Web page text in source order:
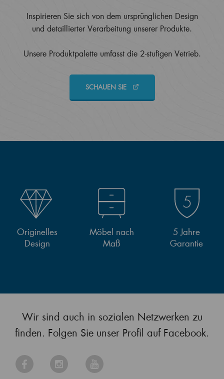
Inspirieren Sie sich von dem ursprünglichen Design
und detaillierter Verarbeitung unserer Produkte.
Unsere Produktpalette umfasst die 2-stufigen Vetrieb.
SCHAUEN SIE
Originelles
Design
Möbel nach
Maß
5 Jahre
Garantie
Wir sind auch in sozialen Netzwerken zu
finden. Folgen Sie unser Profil auf Facebook.